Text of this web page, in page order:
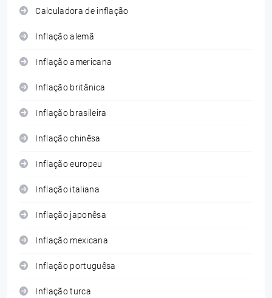
Calculadora de inflação
Inflação alemã
Inflação americana
Inflação britânica
Inflação brasileira
Inflação chinêsa
Inflação europeu
Inflação italiana
Inflação japonêsa
Inflação mexicana
Inflação portuguêsa
Inflação turca